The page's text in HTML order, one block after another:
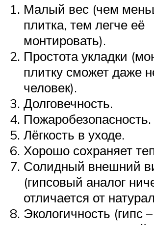
Малый вес (чем
плитка, тем легче её
монтировать).
Простота укладки
плитку сможет даже
человек).
Долговечность.
Пожаробезопасность.
Лёгкость в уходе.
Хорошо сохраняет
Солидный внешний
(гипсовый аналог
отличается от
Экологичность (гипс